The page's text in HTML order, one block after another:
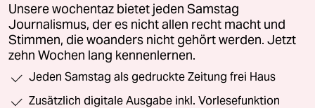
Unsere wochentaz bietet jeden Samstag
Journalismus, der es nicht allen recht macht und
Stimmen, die woanders nicht gehört werden. Jetzt
zehn Wochen lang kennenlernen.
Jeden Samstag als gedruckte Zeitung frei Haus
Zusätzlich digitale Ausgabe inkl. Vorlesefunktion